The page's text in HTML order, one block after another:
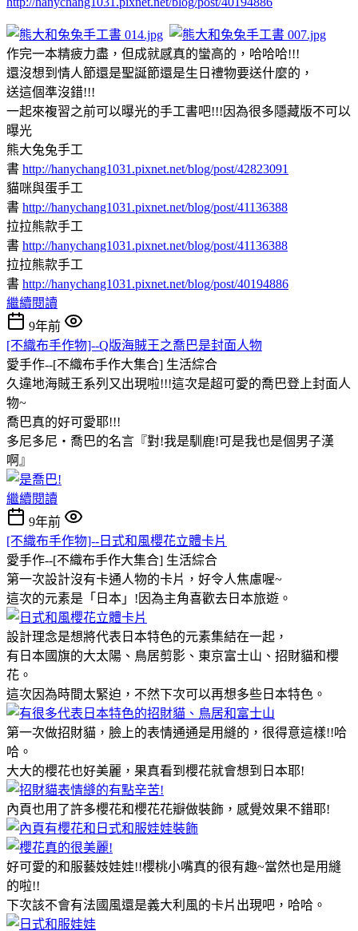
作完一本精疲力盡，但成就感真的蠻高的，哈哈哈!!!
還沒想到情人節還是聖誕節還是生日禮物要送什麼的，
送這個準沒錯!!!
一起來複習之前可以曝光的手工書吧!!!因為很多隱藏版不可以
曝光
熊大兔兔手工
書 http://hanychang1031.pixnet.net/blog/post/42823091
貓咪與蛋手工
書 http://hanychang1031.pixnet.net/blog/post/41136388
拉拉熊款手工
書 http://hanychang1031.pixnet.net/blog/post/41136388
拉拉熊款手工
書 http://hanychang1031.pixnet.net/blog/post/40194886
繼續閱讀
9年前
[不織布手作物]--Q版海賊王之喬巴是封面人物
愛手作--[不織布手作大集合] 生活綜合
久違地海賊王系列又出現啦!!!這次是超可愛的喬巴登上封面人
物~
喬巴真的好可愛耶!!!
多尼多尼‧喬巴的名言『對!我是馴鹿!可是我也是個男子漢
啊』
繼續閱讀
9年前
[不織布手作物]--日式和風櫻花立體卡片
愛手作--[不織布手作大集合] 生活綜合
第一次設計沒有卡通人物的卡片，好令人焦慮喔~
這次的元素是「日本」!因為主角喜歡去日本旅遊。
設計理念是想將代表日本特色的元素集結在一起，
有日本國旗的大太陽、鳥居剪影、東京富士山、招財貓和櫻
花。
這次因為時間太緊迫，不然下次可以再想多些日本特色。
第一次做招財貓，臉上的表情通通是用縫的，很得意這樣!!哈
哈。
大大的櫻花也好美麗，果真看到櫻花就會想到日本耶!
內頁也用了許多櫻花和櫻花花瓣做裝飾，感覺效果不錯耶!
好可愛的和服藝妓娃娃!!櫻桃小嘴真的很有趣~當然也是用縫
的啦!!
下次該不會有法國風還是義大利風的卡片出現吧，哈哈。